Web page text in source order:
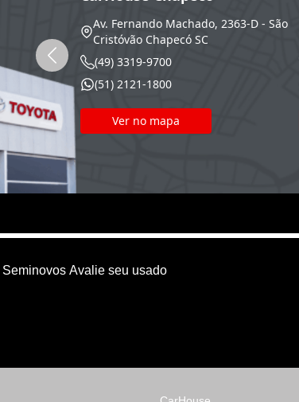
Av. Fernando Machado, 2363-D - São
Cristóvão Chapecó SC
(49) 3319-9700
(51) 2121-1800
Ver no mapa
Seminovos Avalie seu usado